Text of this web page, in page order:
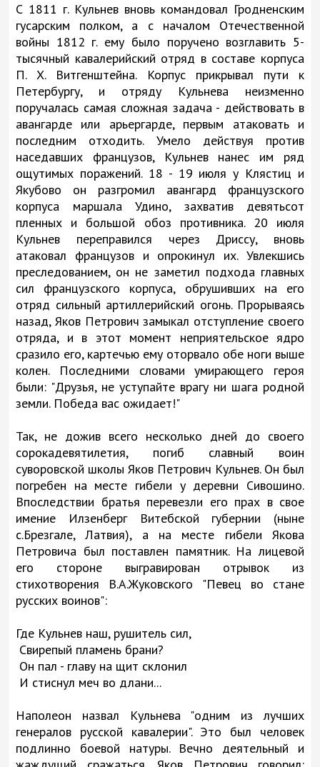
С 1811 г. Кульнев вновь командовал Гродненским
гусарским полком, а с началом Отечественной
войны 1812 г. ему было поручено возглавить 5-
тысячный кавалерийский отряд в составе корпуса
П. X. Витгенштейна. Корпус прикрывал пути к
Петербургу, и отряду Кульнева неизменно
поручалась самая сложная задача - действовать в
авангарде или арьергарде, первым атаковать и
последним отходить. Умело действуя против
наседавших французов, Кульнев нанес им ряд
ощутимых поражений. 18 - 19 июля у Клястиц и
Якубово он разгромил авангард французского
корпуса маршала Удино, захватив девятьсот
пленных и большой обоз противника. 20 июля
Кульнев переправился через Дриссу, вновь
атаковал французов и опрокинул их. Увлекшись
преследованием, он не заметил подхода главных
сил французского корпуса, обрушивших на его
отряд сильный артиллерийский огонь. Прорываясь
назад, Яков Петрович замыкал отступление своего
отряда, и в этот момент неприятельское ядро
сразило его, картечью ему оторвало обе ноги выше
колен. Последними словами умирающего героя
были: "Друзья, не уступайте врагу ни шага родной
земли. Победа вас ожидает!"
Так, не дожив всего несколько дней до своего
сорокадевятилетия, погиб славный воин
суворовской школы Яков Петрович Кульнев. Он был
погребен на месте гибели у деревни Сивошино.
Впоследствии братья перевезли его прах в свое
имение Илзенберг Витебской губернии (ныне
с.Брезгале, Латвия), а на месте гибели Якова
Петровича был поставлен памятник. На лицевой
его стороне выгравирован отрывок из
стихотворения В.А.Жуковского "Певец во стане
русских воинов":
Где Кульнев наш, рушитель сил,
Свирепый пламень брани?
Он пал - главу на щит склонил
И стиснул меч во длани...
Наполеон назвал Кульнева "одним из лучших
генералов русской кавалерии". Это был человек
подлинно боевой натуры. Вечно деятельный и